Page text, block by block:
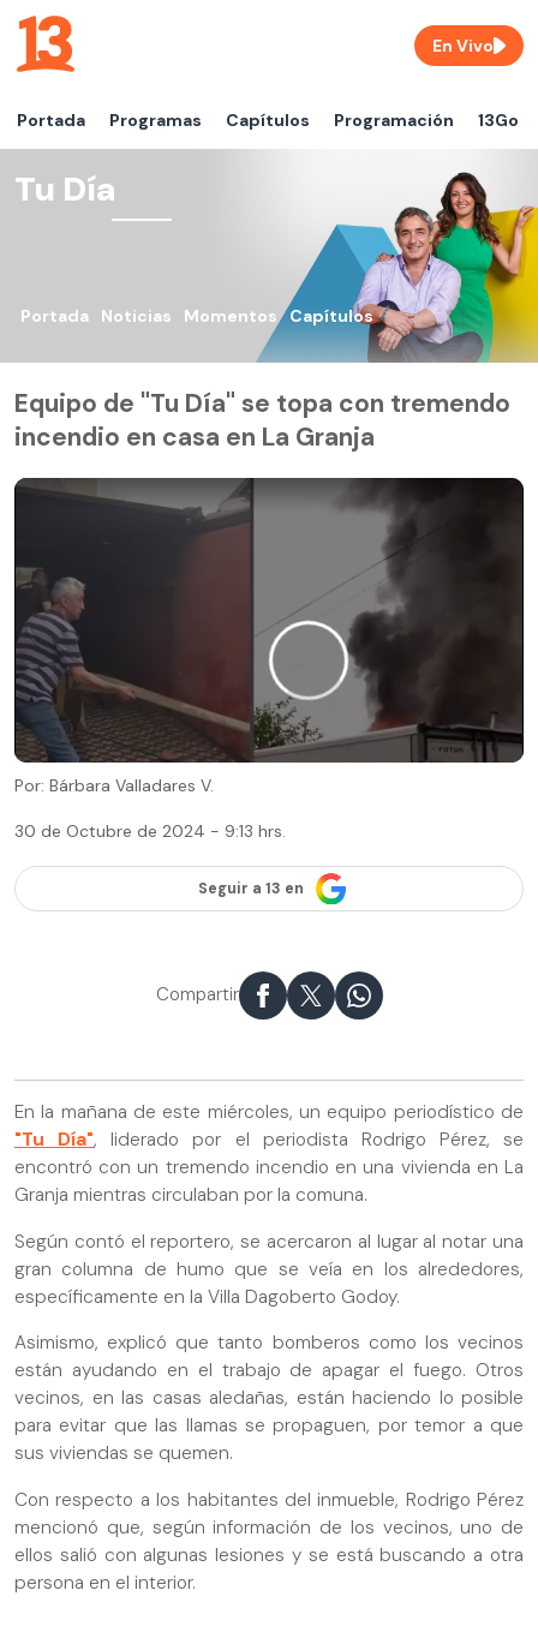
Portada Programas Capítulos Programación 13Go
En Vivo
Tu Día
Portada Noticias Momentos Capítulos
Equipo de "Tu Día" se topa con tremendo
incendio en casa en La Granja
Por: Bárbara Valladares V.
30 de Octubre de 2024 - 9:13 hrs.
Seguir a 13 en
Compartir
En la mañana de este miércoles, un equipo periodístico de
"Tu Día", liderado por el periodista Rodrigo Pérez, se
encontró con un tremendo incendio en una vivienda en La
Granja mientras circulaban por la comuna.
Según contó el reportero, se acercaron al lugar al notar una
gran columna de humo que se veía en los alrededores,
específicamente en la Villa Dagoberto Godoy.
Asimismo, explicó que tanto bomberos como los vecinos
están ayudando en el trabajo de apagar el fuego. Otros
vecinos, en las casas aledañas, están haciendo lo posible
para evitar que las llamas se propaguen, por temor a que
sus viviendas se quemen.
Con respecto a los habitantes del inmueble, Rodrigo Pérez
mencionó que, según información de los vecinos, uno de
ellos salió con algunas lesiones y se está buscando a otra
persona en el interior.